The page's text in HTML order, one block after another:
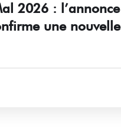
2026 : l’annonce
une nouvelle